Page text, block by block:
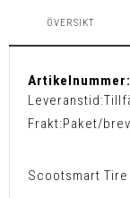
ÖVERSIKT
Artikelnummer:
Leveranstid:
Frakt:Paket/
Scootsmart Tire